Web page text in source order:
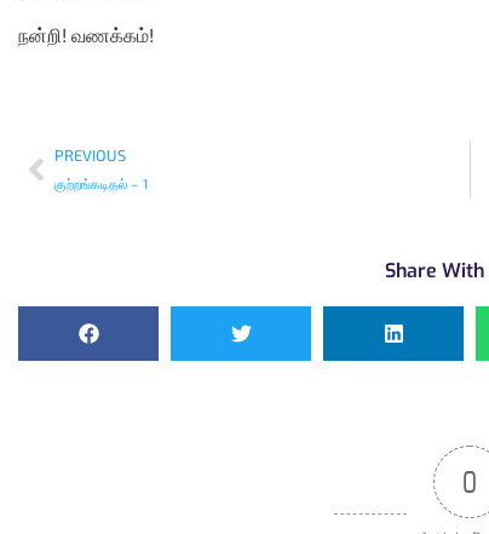
நன்றி! வணக்கம்!
PREVIOUS
குற்றங்கடிதல் – 1
Share
0